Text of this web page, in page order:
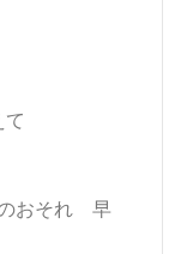
おそれ 早